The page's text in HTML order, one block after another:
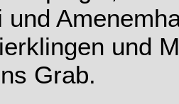
und
und
Grab.